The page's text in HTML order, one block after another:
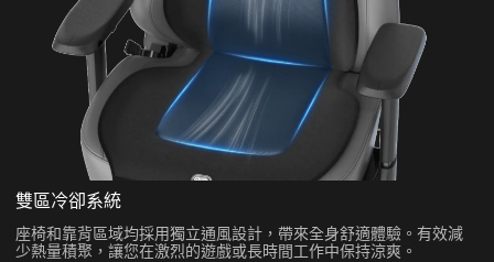
雙區冷卻系統
座椅和靠背區域均採用獨立通風設計，帶來全身舒適體驗。有效減
少熱量積聚，讓您在激烈的遊戲或長時間工作中保持涼爽。